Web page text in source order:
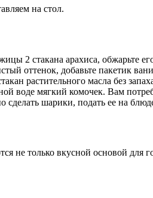
на стол.
2 стакана арахиса, обжарьте
оттенок, добавьте пакетик
растительного масла без
воде мягкий комочек. Вам
шарики, подать ее на
не только вкусной основой для